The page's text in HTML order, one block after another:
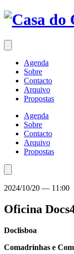
Saltar
para
conteúdo
Agenda
Sobre
Contacto
Arquivo
Propostas
Agenda
Sobre
Contacto
Arquivo
Propostas
2024/10/20 — 11:00
Oficina
Doclisboa
Comadrinhas e